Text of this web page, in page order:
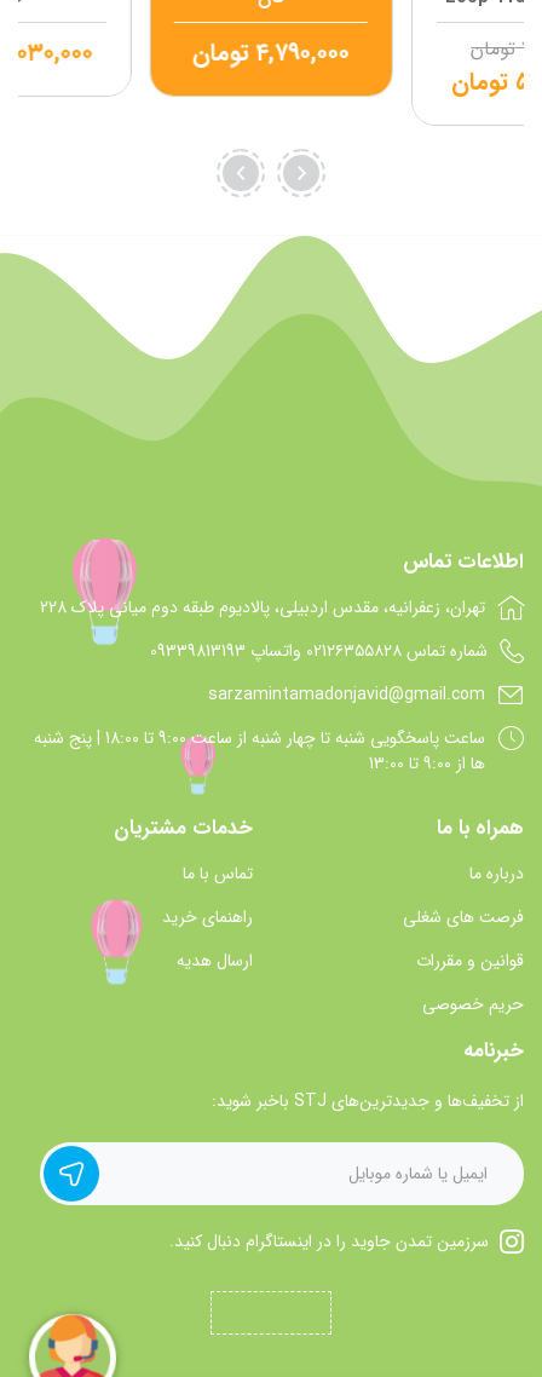
تک
تومان
تومان
۴,۷۹۰,۰۰۰تومان
اطلاعات تماس
تهران، زعفرانیه، مقدس اردبیلی، پالادیوم طبقه دوم میانی پلاک 228
شماره تماس 021۲۶۳۵۵۸۲۸ واتساپ 09339813193
sarzamintamadonjavid@gmail.com
ساعت پاسخگويي شنبه تا چهار شنبه از ساعت 9:00 تا 18:00 | پنج شنبه
ها از 9:00 تا 13:00
همراه با ما
درباره ما
فرصت های شغلی
قوانین و مقررات
حریم خصوصی
خدمات مشتریان
تماس با ما
راهنمای خرید
ارسال هدیه
خبرنامه
از تخفیف‌ها و جدیدترین‌های STJ باخبر شوید:
سرزمین تمدن جاوید را در اینستاگرام دنبال کنید.